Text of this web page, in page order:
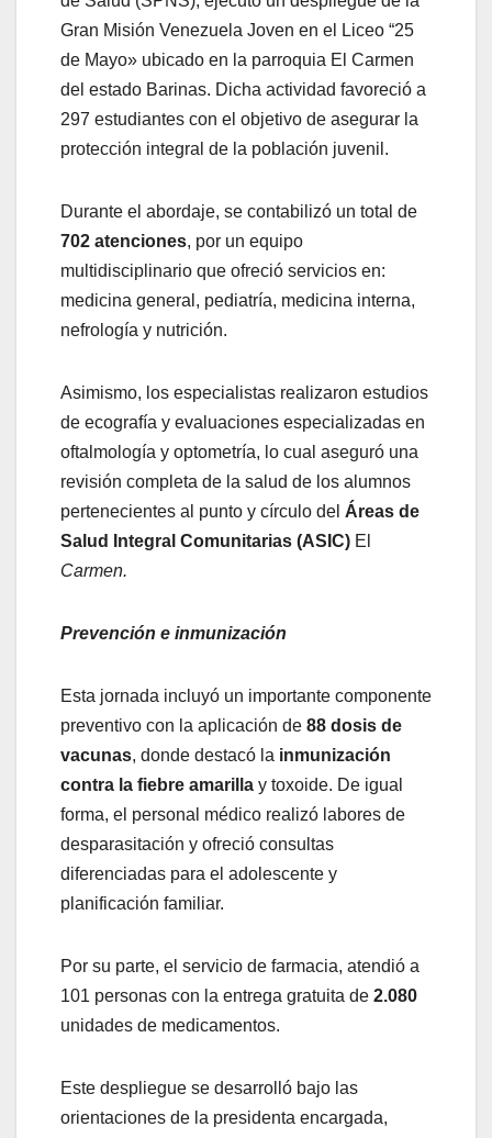
Gran Misión Venezuela Joven en el Liceo “25
de Mayo» ubicado en la parroquia El Carmen
del estado Barinas. Dicha actividad favoreció a
297 estudiantes con el objetivo de asegurar la
protección integral de la población juvenil.
​Durante el abordaje, se contabilizó un total de
702 atenciones, por un equipo
multidisciplinario que ofreció servicios en:
medicina general, pediatría, medicina interna,
nefrología y nutrición.
Asimismo, los especialistas realizaron estudios
de ecografía y evaluaciones especializadas en
oftalmología y optometría, lo cual aseguró una
revisión completa de la salud de los alumnos
pertenecientes al punto y círculo del Áreas de
Salud Integral Comunitarias (ASIC) El
Carmen.
​Prevención e inmunización
Esta jornada incluyó un importante componente
preventivo con la aplicación de 88 dosis de
vacunas, donde destacó la inmunización
contra la fiebre amarilla y toxoide. De igual
forma, el personal médico realizó labores de
desparasitación y ofreció consultas
diferenciadas para el adolescente y
planificación familiar.
Por su parte, el servicio de farmacia, atendió a
101 personas con la entrega gratuita de 2.080
unidades de medicamentos.
​Este despliegue se desarrolló bajo las
orientaciones de la presidenta encargada,